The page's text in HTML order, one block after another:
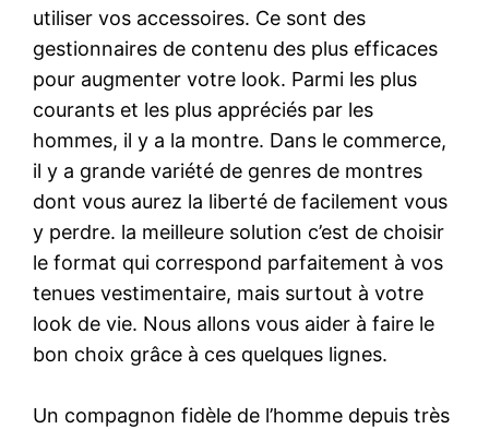
utiliser vos accessoires. Ce sont des
gestionnaires de contenu des plus efficaces
pour augmenter votre look. Parmi les plus
courants et les plus appréciés par les
hommes, il y a la montre. Dans le commerce,
il y a grande variété de genres de montres
dont vous aurez la liberté de facilement vous
y perdre. la meilleure solution c’est de choisir
le format qui correspond parfaitement à vos
tenues vestimentaire, mais surtout à votre
look de vie. Nous allons vous aider à faire le
bon choix grâce à ces quelques lignes.
Un compagnon fidèle de l’homme depuis très